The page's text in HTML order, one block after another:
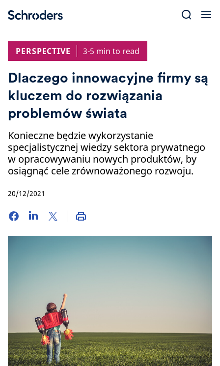
PERSPECTIVE
3-5 min to read
Dlaczego innowacyjne firmy są
kluczem do rozwiązania
problemów świata
Konieczne będzie wykorzystanie
specjalistycznej wiedzy sektora prywatnego
w opracowywaniu nowych produktów, by
osiągnąć cele zrównoważonego rozwoju.
20/12/2021